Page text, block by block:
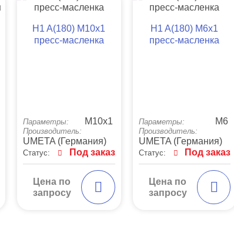
H1 A(180) M10x1
пресс-масленка
Параметры: М10х1
Производитель:
UMETA (Германия)
Статус: Под заказ
Цена по
запросу
H1 A(180) M6x1
пресс-масленка
Параметры: М6
Производитель:
UMETA (Германия)
Статус: Под заказ
Цена по
запросу